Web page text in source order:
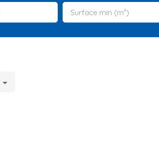
LA TEAM RECRUTEMENT TÉMOIGNAGES
Surface min (m²)